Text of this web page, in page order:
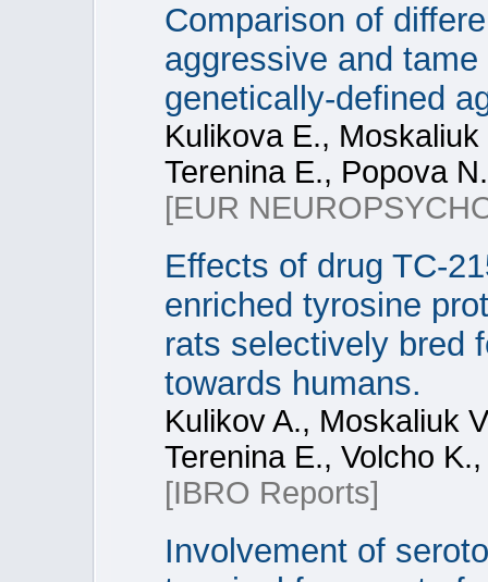
Comparison of
aggressive and
genetically-defined
Kulikova E.,
Terenina E., Popova
[EUR
Effects of drug TC-
enriched tyrosine
rats selectively bred
towards humans.
Kulikov A., Moskaliuk
Terenina E., Volcho
[IBRO Reports]
Involvement of